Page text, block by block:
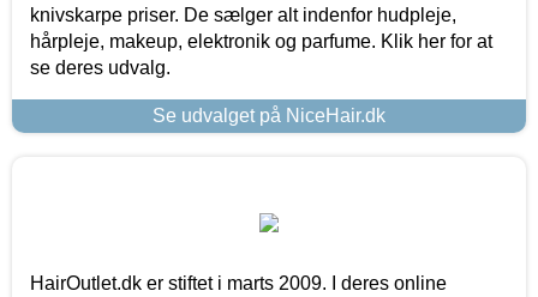
knivskarpe priser. De sælger alt indenfor hudpleje,
hårpleje, makeup, elektronik og parfume. Klik her for at
se deres udvalg.
Se udvalget på NiceHair.dk
HairOutlet.dk er stiftet i marts 2009. I deres online